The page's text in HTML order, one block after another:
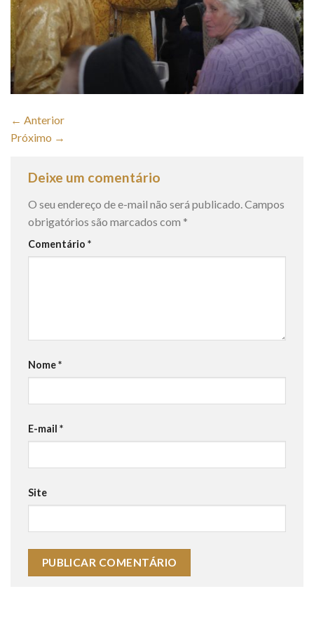
← Anterior
Próximo →
Deixe um comentário
O seu endereço de e-mail não será publicado. Campos
obrigatórios são marcados com *
Comentário *
Nome*
E-mail *
Site